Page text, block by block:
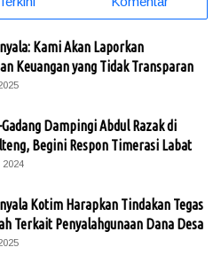
Kami Akan Laporkan
Keuangan yang Tidak Transparan
Dampingi Abdul Razak di
Begini Respon Timerasi Labat
2024
Kotim Harapkan Tindakan Tegas
Terkait Penyalahgunaan Dana Desa